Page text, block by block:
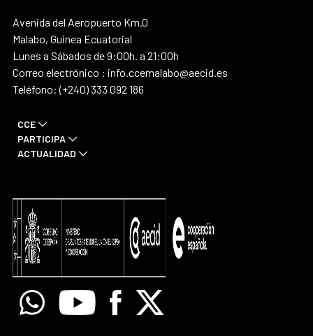
Avenida del Aeropuerto Km.0
Malabo, Guinea Ecuatorial
Lunes a Sábados de 9:00h. a 21:00h
Correo electrónico : info.ccemalabo@aecid.es
Teléfono: (+240) 333 092 186
CCE
PARTICIPA
ACTUALIDAD
WhatsappYoutube Facebook
X